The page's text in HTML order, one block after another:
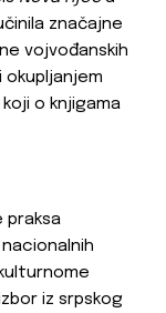
značajne
vojvođanskih
okupljanjem
o knjigama
praksa
iz srpskog